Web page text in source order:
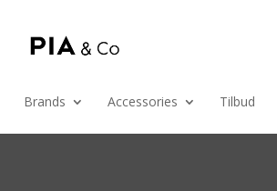
Brands Accessories Tilbud